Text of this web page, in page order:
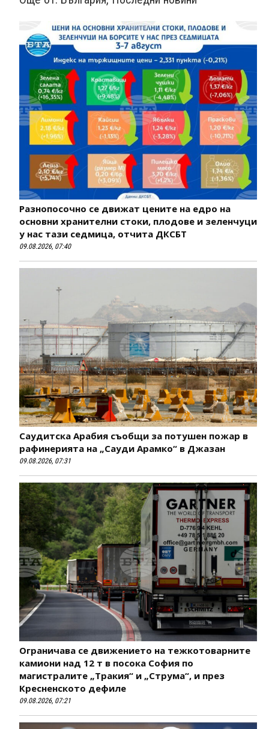
Разнопосочно се движат цените на едро на
основни хранителни стоки, плодове и зеленчуци
у нас тази седмица, отчита ДКСБТ
09.08.2026, 07:40
Саудитска Арабия съобщи за потушен пожар в
рафинерията на „Сауди Арамко“ в Джазан
09.08.2026, 07:31
Ограничава се движението на тежкотоварните
камиони над 12 т в посока София по
магистралите „Тракия“ и „Струма“, и през
Кресненското дефиле
09.08.2026, 07:21